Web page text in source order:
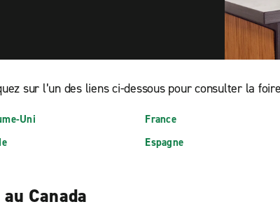
sur l’un des liens ci-dessous pour consulter la
Uni
France
Espagne
Canada